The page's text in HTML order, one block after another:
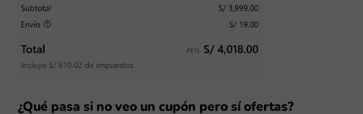
¿Qué pasa si no veo un cupón pero sí ofertas?